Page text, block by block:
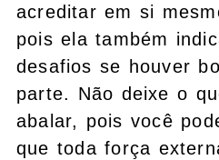
acreditar em si
pois ela também
desafios se houver
parte. Não deixe o
abalar, pois você
que toda força